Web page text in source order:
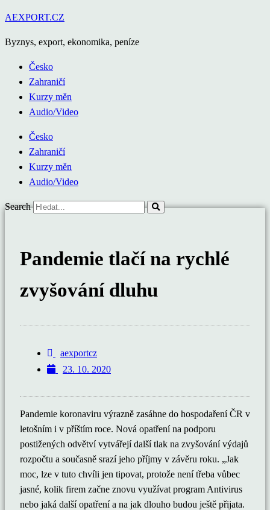
Přejít
obsahu
AEXPORT.CZ
Byznys, export, ekonomika, peníze
Česko
Zahraničí
Kurzy měn
Audio/Video
Česko
Zahraničí
Kurzy měn
Audio/Video
Search
Pandemie tlačí na rychlé
zvyšování dluhu
aexportcz
23. 10. 2020
Pandemie koronaviru výrazně zasáhne do hospodaření ČR v
letošním i v příštím roce. Nová opatření na podporu
postižených odvětví vytvářejí další tlak na zvyšování výdajů
rozpočtu a současně srazí jeho příjmy v závěru roku. „Jak
moc, lze v tuto chvíli jen tipovat, protože není třeba vůbec
jasné, kolik firem začne znovu využívat program Antivirus
nebo jaká další opatření a na jak dlouho budou ještě přijata.